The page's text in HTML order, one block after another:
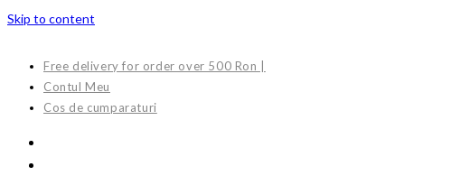
Skip to content
Free delivery for order over 500 Ron |
Contul Meu
Cos de cumparaturi